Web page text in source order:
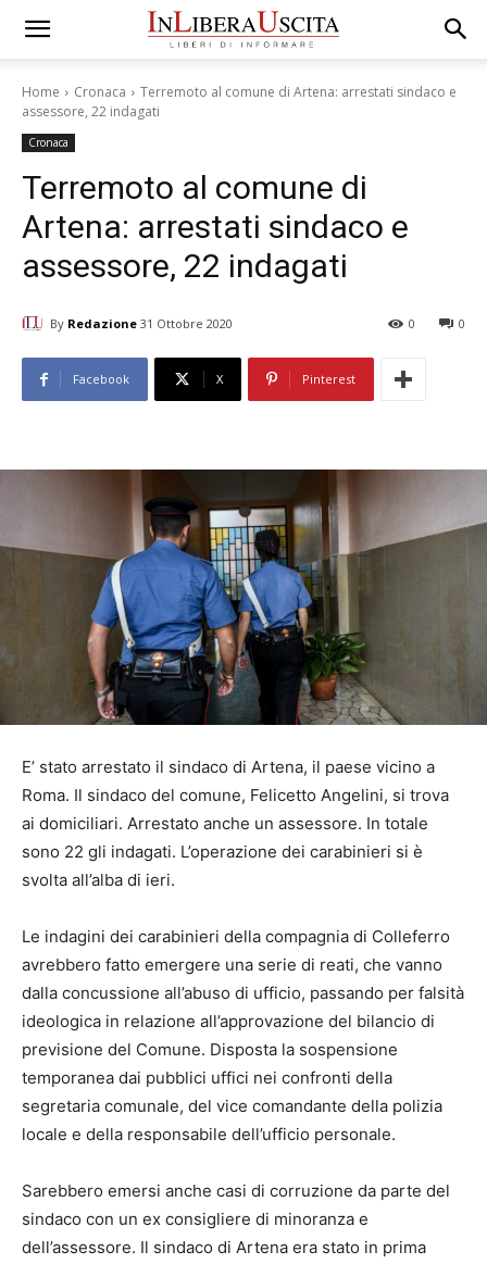
Home Cronaca
Terremoto al comune di Artena: arrestati sindaco e
assessore, 22 indagati
Cronaca
Terremoto al comune di
Artena: arrestati sindaco e
assessore, 22 indagati
By Redazione 31 Ottobre 2020 0
0
Facebook X Pinterest
E’ stato arrestato il sindaco di Artena, il paese vicino a
Roma. Il sindaco del comune, Felicetto Angelini, si trova
ai domiciliari. Arrestato anche un assessore. In totale
sono 22 gli indagati. L’operazione dei carabinieri si è
svolta all’alba di ieri.
Le indagini dei carabinieri della compagnia di Colleferro
avrebbero fatto emergere una serie di reati, che vanno
dalla concussione all’abuso di ufficio, passando per falsità
ideologica in relazione all’approvazione del bilancio di
previsione del Comune. Disposta la sospensione
temporanea dai pubblici uffici nei confronti della
segretaria comunale, del vice comandante della polizia
locale e della responsabile dell’ufficio personale.
Sarebbero emersi anche casi di corruzione da parte del
sindaco con un ex consigliere di minoranza e
dell’assessore. Il sindaco di Artena era stato in prima